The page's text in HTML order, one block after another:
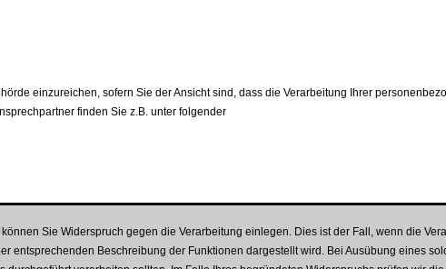
einzureichen, sofern Sie der Ansicht sind, dass die Verarbeitung Ihrer
finden Sie z.B. unter folgender
Sie Widerspruch gegen die Verarbeitung einlegen. Dies ist der Fall, wenn die
entsprechenden Beschreibung der Funktionen dargestellt wird. Bei Ausübung eines